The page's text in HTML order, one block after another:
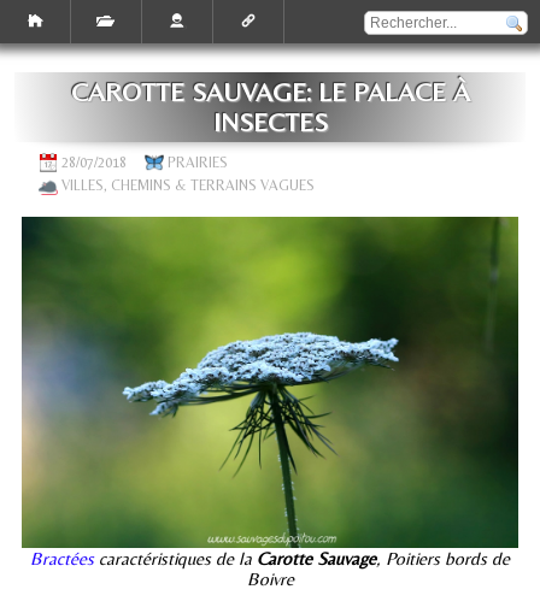
CAROTTE SAUVAGE: LE PALACE À
INSECTES
28/07/2018
PRAIRIES
VILLES, CHEMINS & TERRAINS VAGUES
Bractéescaractéristiques de la Carotte Sauvage, Poitiers bords de
Boivre